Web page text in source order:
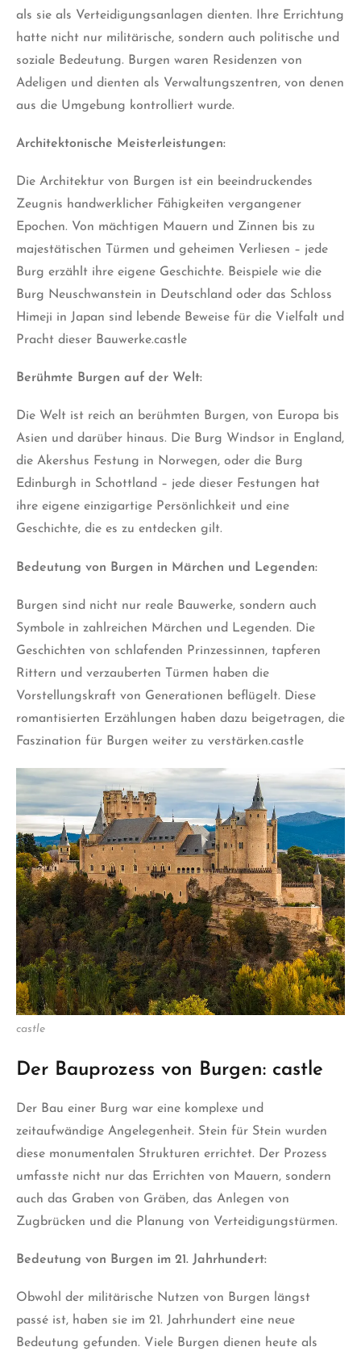
als sie als Verteidigungsanlagen dienten. Ihre Errichtung
hatte nicht nur militärische, sondern auch politische und
soziale Bedeutung. Burgen waren Residenzen von
Adeligen und dienten als Verwaltungszentren, von denen
aus die Umgebung kontrolliert wurde.
Architektonische Meisterleistungen:
Die Architektur von Burgen ist ein beeindruckendes
Zeugnis handwerklicher Fähigkeiten vergangener
Epochen. Von mächtigen Mauern und Zinnen bis zu
majestätischen Türmen und geheimen Verliesen – jede
Burg erzählt ihre eigene Geschichte. Beispiele wie die
Burg Neuschwanstein in Deutschland oder das Schloss
Himeji in Japan sind lebende Beweise für die Vielfalt und
Pracht dieser Bauwerke.castle
Berühmte Burgen auf der Welt:
Die Welt ist reich an berühmten Burgen, von Europa bis
Asien und darüber hinaus. Die Burg Windsor in England,
die Akershus Festung in Norwegen, oder die Burg
Edinburgh in Schottland – jede dieser Festungen hat
ihre eigene einzigartige Persönlichkeit und eine
Geschichte, die es zu entdecken gilt.
Bedeutung von Burgen in Märchen und Legenden:
Burgen sind nicht nur reale Bauwerke, sondern auch
Symbole in zahlreichen Märchen und Legenden. Die
Geschichten von schlafenden Prinzessinnen, tapferen
Rittern und verzauberten Türmen haben die
Vorstellungskraft von Generationen beflügelt. Diese
romantisierten Erzählungen haben dazu beigetragen, die
Faszination für Burgen weiter zu verstärken.castle
castle
Der Bauprozess von Burgen: castle
Der Bau einer Burg war eine komplexe und
zeitaufwändige Angelegenheit. Stein für Stein wurden
diese monumentalen Strukturen errichtet. Der Prozess
umfasste nicht nur das Errichten von Mauern, sondern
auch das Graben von Gräben, das Anlegen von
Zugbrücken und die Planung von Verteidigungstürmen.
Bedeutung von Burgen im 21. Jahrhundert:
Obwohl der militärische Nutzen von Burgen längst
passé ist, haben sie im 21. Jahrhundert eine neue
Bedeutung gefunden. Viele Burgen dienen heute als